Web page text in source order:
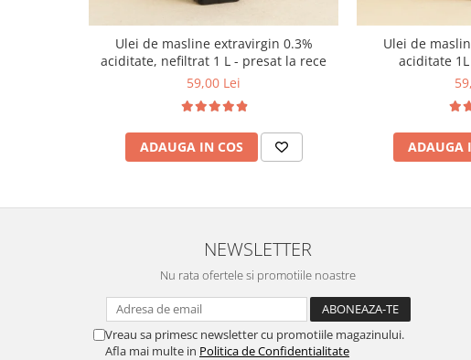
Ulei de masline extravirgin 0.3%
aciditate, nefiltrat 1 L - presat la rece
59,00 Lei
ADAUGA IN COS
Ulei de
aciditate
ADAUGA
NEWSLETTER
Nu rata ofertele si promotiile noastre
Vreau sa primesc newsletter cu promotiile magazinului.
Afla mai multe in Politica de Confidentialitate